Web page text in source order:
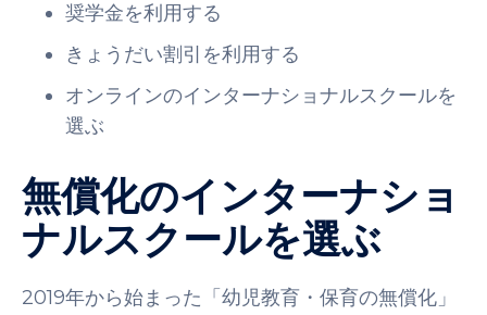
奨学金を利用する
きょうだい割引を利用する
オンラインのインターナショナルスクールを
選ぶ
無償化のインターナショ
ナルスクールを選ぶ
2019年から始まった「幼児教育・保育の無償化」